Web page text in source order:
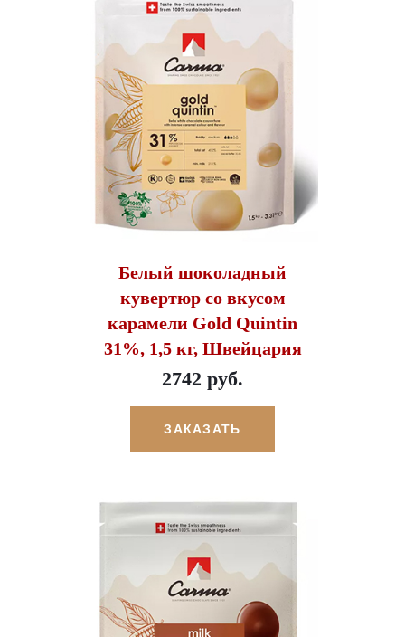
Белый шоколадный
кувертюр со вкусом
карамели Gold Quintin
31%, 1,5 кг, Швейцария
2742 руб.
ЗАКАЗАТЬ